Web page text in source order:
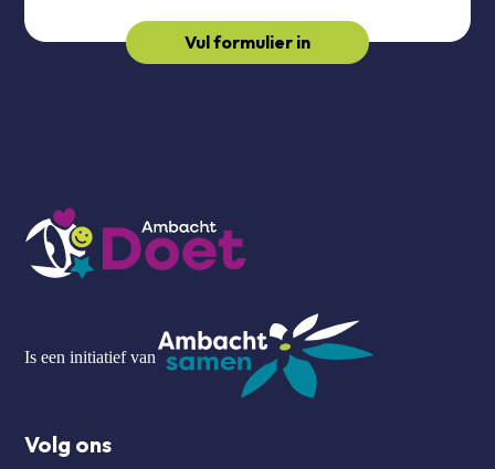
Vul formulier in
Is een initiatief van
Volg ons